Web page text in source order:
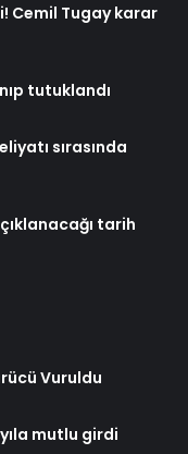
Cemil Tugay karar
tutuklandı
sırasında
tarih
Vuruldu
mutlu girdi